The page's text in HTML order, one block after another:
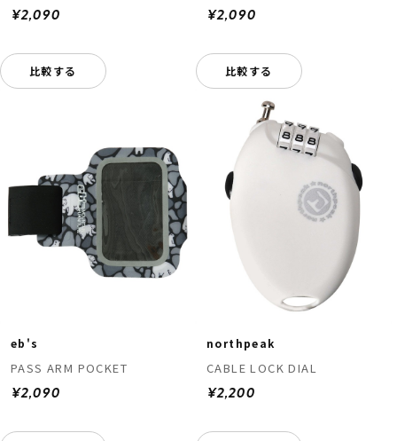
¥2,090
比較する
¥2,090
比較する
eb's
PASS ARM POCKET
¥2,090
northpeak
CABLE LOCK DIAL
¥2,200